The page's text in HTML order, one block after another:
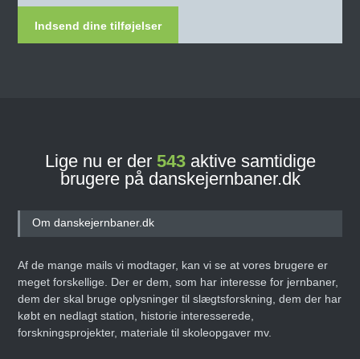
Indsend dine tilføjelser
Lige nu er der 543aktive samtidige
brugere på danskejernbaner.dk
Om danskejernbaner.dk
Af de mange mails vi modtager, kan vi se at vores brugere er
meget forskellige. Der er dem, som har interesse for jernbaner,
dem der skal bruge oplysninger til slægtsforskning, dem der har
købt en nedlagt station, historie interesserede,
forskningsprojekter, materiale til skoleopgaver mv.